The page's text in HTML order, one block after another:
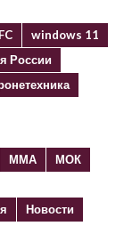
windows 11
России
ММА
МОК
Новости